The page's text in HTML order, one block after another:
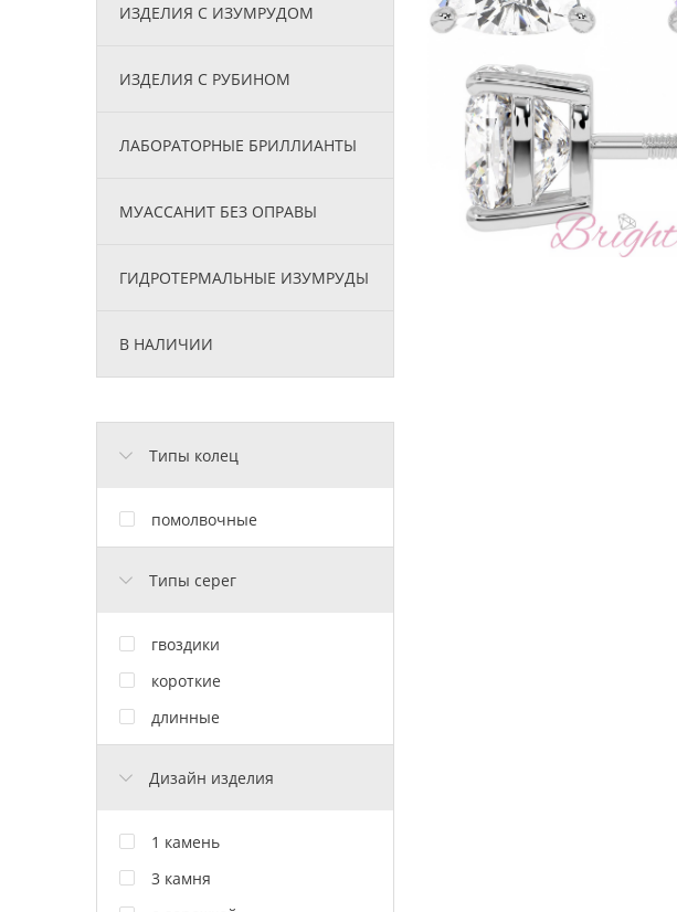
ИЗДЕЛИЯ С ИЗУМРУДОМ
ИЗДЕЛИЯ С РУБИНОМ
ЛАБОРАТОРНЫЕ БРИЛЛИАНТЫ
МУАССАНИТ БЕЗ ОПРАВЫ
ГИДРОТЕРМАЛЬНЫЕ ИЗУМРУДЫ
В НАЛИЧИИ
Типы колец
помолвочные
Типы серег
гвоздики
короткие
длинные
Дизайн изделия
1 камень
3 камня